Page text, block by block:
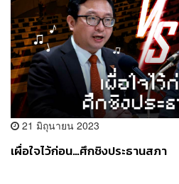
21 มิถุนายน 2023
เผื่อใจไว้ก่อน…ศึกชิงประธานสภา